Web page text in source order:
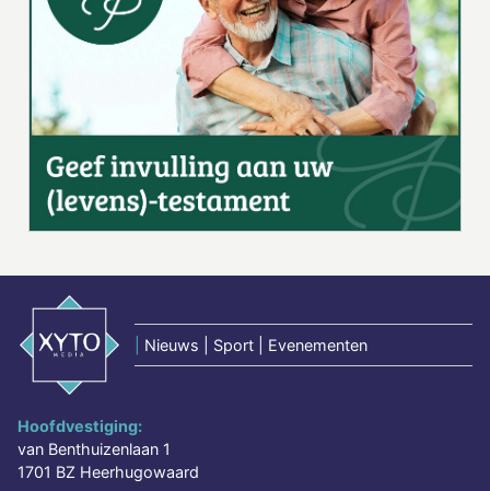
Nieuws | Sport | Evenementen
Hoofdvestiging:
van Benthuizenlaan 1
1701 BZ Heerhugowaard